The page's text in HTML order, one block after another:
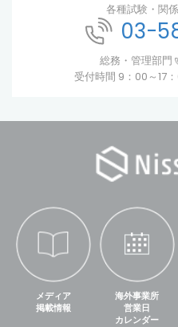
各種試験・関
03-
総務・管理部門
受付時間 9：00～17
メディア
掲載情報
海外事業所
営業日
カレンダー